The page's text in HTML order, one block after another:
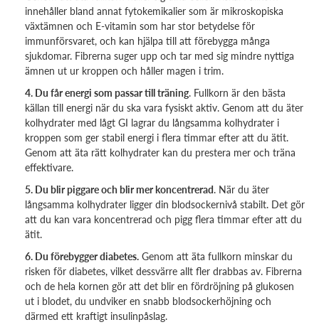
innehåller bland annat fytokemikalier som är mikroskopiska
växtämnen och E-vitamin som har stor betydelse för
immunförsvaret, och kan hjälpa till att förebygga många
sjukdomar. Fibrerna suger upp och tar med sig mindre nyttiga
ämnen ut ur kroppen och håller magen i trim.
4. Du får energi som passar till träning. Fullkorn är den bästa
källan till energi när du ska vara fysiskt aktiv. Genom att du äter
kolhydrater med lågt GI lagrar du långsamma kolhydrater i
kroppen som ger stabil energi i flera timmar efter att du ätit.
Genom att äta rätt kolhydrater kan du prestera mer och träna
effektivare.
5. Du blir piggare och blir mer koncentrerad. När du äter
långsamma kolhydrater ligger din blodsockernivå stabilt. Det gör
att du kan vara koncentrerad och pigg flera timmar efter att du
ätit.
6. Du förebygger diabetes. Genom att äta fullkorn minskar du
risken för diabetes, vilket dessvärre allt fler drabbas av. Fibrerna
och de hela kornen gör att det blir en fördröjning på glukosen
ut i blodet, du undviker en snabb blodsockerhöjning och
därmed ett kraftigt insulinpåslag.